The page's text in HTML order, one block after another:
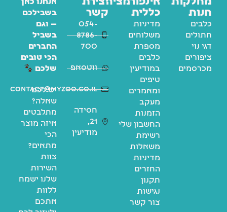
חנות
כלבים
חתולים
דגי נוי
ציפורים
מכרסמים
כללית
מדיניות
משלוחים
מספרת
כלבים
במודיעין
טיפים
ומאמרים
מעקב
הזמנות
החשבון שלי
רשימת
משאלות
מדיניות
החזרים
תקנון
נגישות
צור קשר
קשר
054-
8786-
700
ווטסאפ
contact@myzoo.co.il
חסידה
21,
מודיעין
אנחנו כאן
בשבילכם
— וגם
בשביל
החברים
הכי טובים
שלכם
יש לכם
שאלה?
מתלבטים
איזה מוצר
הכי
מתאים?
צוות
השירות
שלנו ישמח
ללוות
אתכם